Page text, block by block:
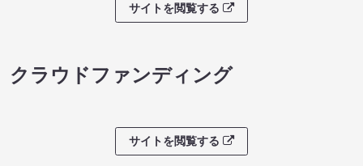
サイトを閲覧する
クラウドファンディング
サイトを閲覧する